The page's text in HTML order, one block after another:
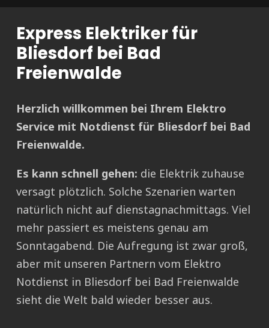
Express Elektriker für
Bliesdorf bei Bad
Freienwalde
Herzlich willkommen bei Ihrem Elektro
Service mit Notdienst für Bliesdorf bei Bad
Freienwalde.
Es kann schnell gehen: die Elektrik zuhause
versagt plötzlich. Solche Szenarien warten
natürlich nicht auf dienstagnachmittags. Viel
mehr passiert es meistens genau am
Sonntagabend. Die Aufregung ist zwar groß,
aber mit unseren Partnern vom Elektro
Notdienst in Bliesdorf bei Bad Freienwalde
sieht die Welt bald wieder besser aus.